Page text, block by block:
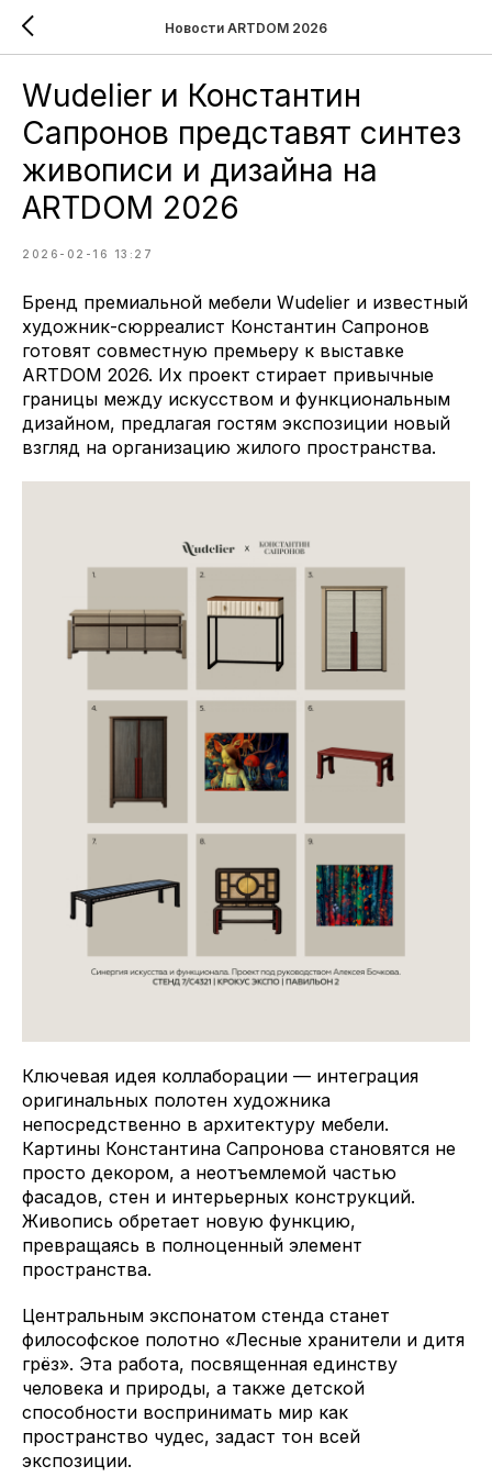
Новости ARTDOM 2026
Wudelier и Константин
Сапронов представят синтез
живописи и дизайна на
ARTDOM 2026
2026-02-16 13:27
Бренд премиальной мебели Wudelier и известный
художник-сюрреалист Константин Сапронов
готовят совместную премьеру к выставке
ARTDOM 2026. Их проект стирает привычные
границы между искусством и функциональным
дизайном, предлагая гостям экспозиции новый
взгляд на организацию жилого пространства.
Ключевая идея коллаборации — интеграция
оригинальных полотен художника
непосредственно в архитектуру мебели.
Картины Константина Сапронова становятся не
просто декором, а неотъемлемой частью
фасадов, стен и интерьерных конструкций.
Живопись обретает новую функцию,
превращаясь в полноценный элемент
пространства.
Центральным экспонатом стенда станет
философское полотно «Лесные хранители и дитя
грёз». Эта работа, посвященная единству
человека и природы, а также детской
способности воспринимать мир как
пространство чудес, задаст тон всей
экспозиции.